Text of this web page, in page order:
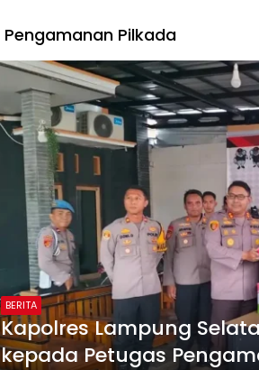
Pengamanan Pilkada
BERITA
Kapolres Lampung
kepada Petugas